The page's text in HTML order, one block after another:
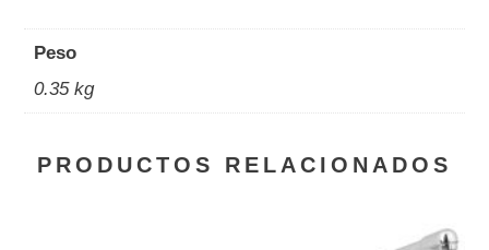
bolsa
5
Peso
0.35 kg
PRODUCTOS RELACIONADOS